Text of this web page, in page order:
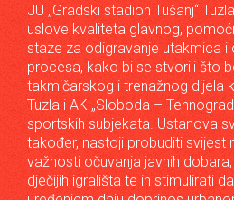
JU „Gradski stadion Tušanj“
uslove kvaliteta glavnog,
staze za odigravanje utakmica i
procesa, kako bi se stvorili što
takmičarskog i trenažnog dijela
Tuzla i AK „Sloboda –
sportskih subjekata. Ustanova
također, nastoji probuditi svijest
važnosti očuvanja javnih
dječijih igrališta te ih stimulirati